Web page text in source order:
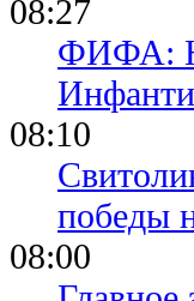
08:27
ФИФА:
08:10
победы
08:00